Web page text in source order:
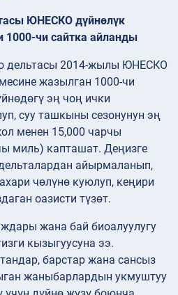
ЮНЕСКО дүйнөлүк
1000-чи сайтка айланды
дельтасы 2014-жылы ЮНЕСКО
жазылган 1000-чи
эң чоң ички
суу ташкыны сезонунун эң
менен 15,000 чарчы
миль) капташат. Деңизге
айырмаланып,
чөлүнө куюлуп, кеңири
оазисти түзөт.
жана бай биоалуулугу
кызыгуусуна ээ.
барстар жана сансыз
жаныбарлардын укмуштуу